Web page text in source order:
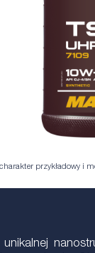
przykładowy i